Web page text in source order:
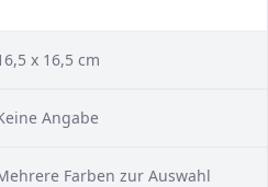
x 16,5 cm
Angabe
Farben zur Auswahl